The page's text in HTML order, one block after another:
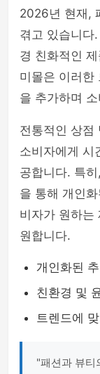
2026년 현재,
겪고 있습니다.
경 친화적인
미몰은 이러한
을 추가하며
전통적인 상점
소비자에게 시
공합니다. 특
을 통해 개인
비자가 원하는
원합니다.
개인화된
친환경 및
트렌드에
"패션과 뷰티